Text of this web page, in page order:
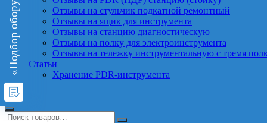
Отзывы на стульчик подкатной ремонтный
Отзывы на ящик для инструмента
Отзывы на станцию диагностическую
Отзывы на полку для электроинструмента
Отзывы на тележку инструментальную с тремя
Статьи
Хранение PDR-инструмента